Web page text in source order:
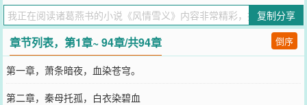
…………后面的故事有你想象不到的精彩！
您要是觉得《风情雪义》还不错的话请不要忘记向您QQ群和微博微信
里的朋友推荐哦！
复制分享
章节列表，第1章~ 94章/共94章 倒序
第一章，萧条暗夜，血染苍穹。
第二章，秦母托孤，白衣染碧血